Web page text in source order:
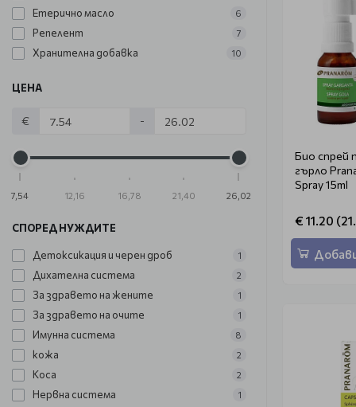
Етерично масло 6
Репелент 7
Хранителна добавка 10
ЦЕНА
€ -
7,54 12,16 16,78 21,40 26,02
СПОРЕД НУЖДИТЕ
Детоксикация и черен дроб 1
Дихателна система 2
За здравето на жените 1
За здравето на очите 1
Имунна система 8
кожа 2
Коса 2
Нервна система 1
Био спрей
гърло
Spray 15ml
€ 11.20